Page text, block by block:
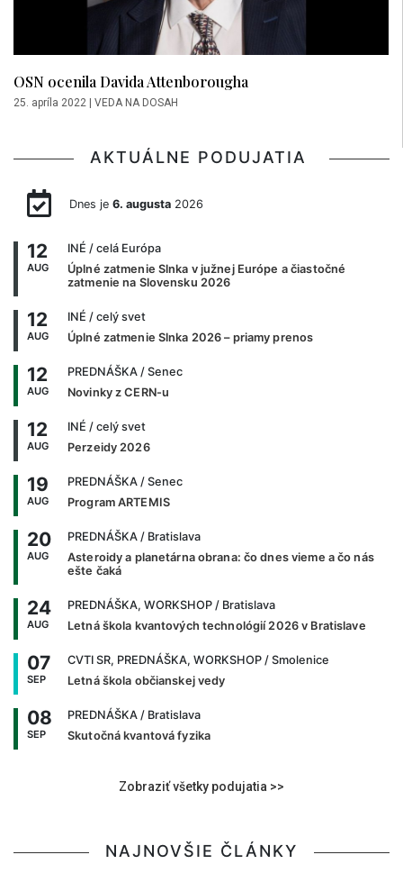
OSN ocenila Davida Attenborougha
25. apríla 2022 VEDA NA DOSAH
AKTUÁLNE PODUJATIA
Dnes je 6. augusta2026
12
AUG
INÉ / celá Európa
Úplné zatmenie Slnka v južnej Európe a čiastočné
zatmenie na Slovensku 2026
12
AUG
INÉ / celý svet
Úplné zatmenie Slnka 2026 – priamy prenos
12
AUG
PREDNÁŠKA / Senec
Novinky z CERN-u
12
AUG
INÉ / celý svet
Perzeidy 2026
19
AUG
PREDNÁŠKA / Senec
Program ARTEMIS
20
AUG
PREDNÁŠKA / Bratislava
Asteroidy a planetárna obrana: čo dnes vieme a čo nás
ešte čaká
24
AUG
PREDNÁŠKA, WORKSHOP / Bratislava
Letná škola kvantových technológií 2026 v Bratislave
07
SEP
CVTI SR, PREDNÁŠKA, WORKSHOP / Smolenice
Letná škola občianskej vedy
08
SEP
PREDNÁŠKA / Bratislava
Skutočná kvantová fyzika
Zobraziť všetky podujatia >>
NAJNOVŠIE ČLÁNKY